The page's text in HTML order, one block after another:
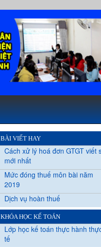
BÀI VIẾT HAY
Cách xử lý hoá đơn GTGT viết
mới nhất
Mức đóng thuế môn bài năm
2019
Dịch vụ hoàn thuế
KHÓA HỌC KẾ TOÁN
Lớp học kế toán thực hành
tế